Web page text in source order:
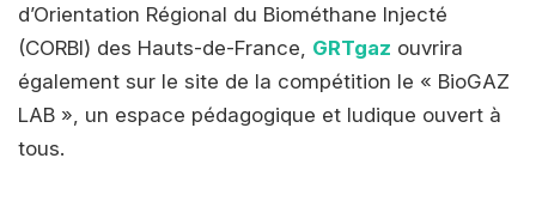
d’Orientation Régional du Biométhane Injecté
(CORBI) des Hauts-de-France, GRTgaz ouvrira
également sur le site de la compétition le « BioGAZ
LAB », un espace pédagogique et ludique ouvert à
tous.